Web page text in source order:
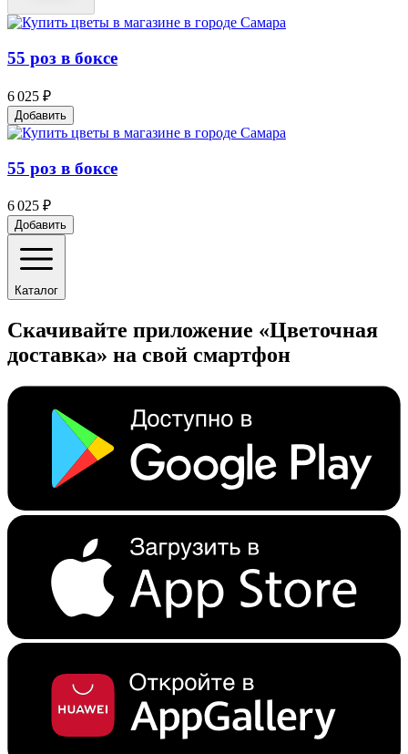
55 роз в боксе
6 025 ₽
Добавить
55 роз в боксе
6 025 ₽
Добавить
Каталог
Скачивайте приложение «Цветочная
доставка» на свой смартфон